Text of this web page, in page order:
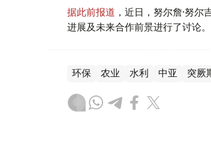
据此前报道 ，近日，努尔詹·努
进展及未来合作前景进行了讨论。
环保 农业 水利 中亚 突厥